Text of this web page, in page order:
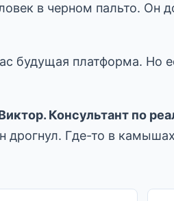
в черном пальто. Он
будущая платформа. Но
Консультант по
дрогнул. Где-то в